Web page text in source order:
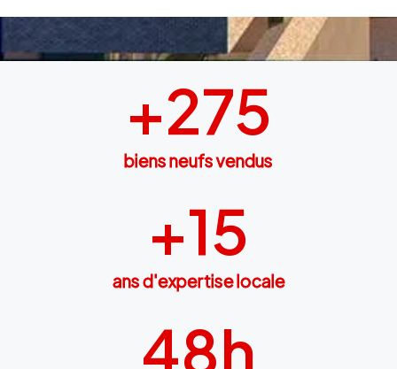
biens neufs vendus
+275
ans d'expertise locale
+15
48h